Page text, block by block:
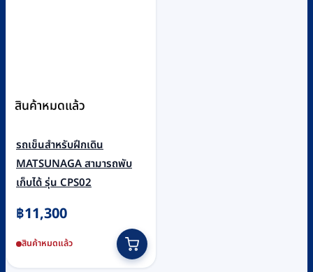
สินค้าหมดแล้ว
รถเข็นสำหรับฝึกเดิน
MATSUNAGA สามารถพับ
เก็บได้ รุ่น CPS02
฿11,300
สินค้าหมดแล้ว